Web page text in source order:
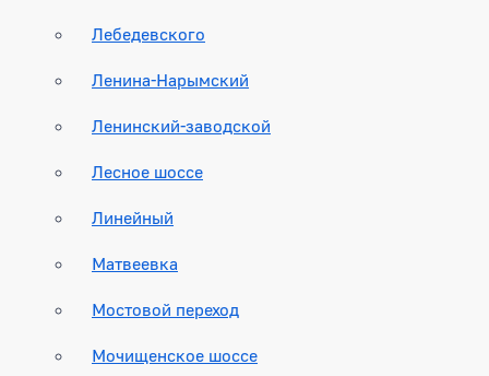
Лебедевского
Ленина-Нарымский
Ленинский-заводской
Лесное шоссе
Линейный
Матвеевка
Мостовой переход
Мочищенское шоссе